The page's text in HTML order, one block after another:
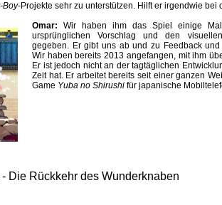
Boy-Projekte sehr zu unterstützen. Hilft er irgendwie bei
Omar: Wir haben ihm das Spiel einige
ursprünglichen Vorschlag und den
gegeben. Er gibt uns ab und zu Feedback
Wir haben bereits 2013 angefangen, mit ihm
Er ist jedoch nicht an der tagtäglichen
Zeit hat. Er arbeitet bereits seit einer ganzen
Game Yuba no Shirushi für japanische
Die Rückkehr des Wunderknaben